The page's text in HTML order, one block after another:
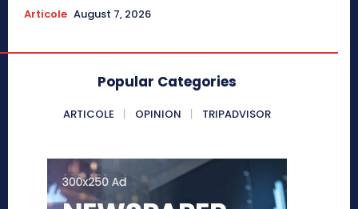
Articole August 7, 2026
Popular Categories
ARTICOLE OPINION TRIPADVISOR